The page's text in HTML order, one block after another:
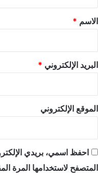
*
الاسم *
البريد الإلكتروني *
الموقع الإلكتروني
احفظ اسمي، بريدي
المتصفح لاستخدامها المرة